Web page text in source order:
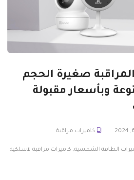
صغيرة الحجم
وبأسعار مقبولة
كاميرات مراقبة
الطاقة الشمسية, كاميرات مراقبة لاسلكية